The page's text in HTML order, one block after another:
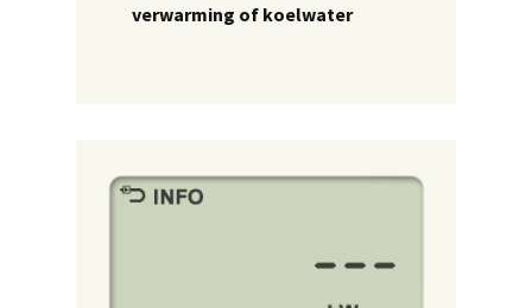
verwarming of koelwater